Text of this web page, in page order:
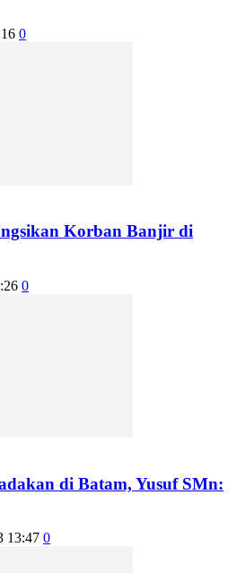
0
Korban Banjir di
0
di Batam, Yusuf SMn:
13:47 0